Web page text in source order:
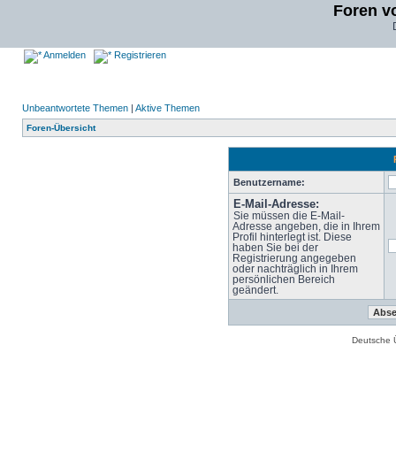
Foren
Anmelden Registrieren
Unbeantwortete Themen | Aktive Themen
Foren-Übersicht
Benutzername:
E-Mail-Adresse:
Sie müssen die E-Mail-
Adresse angeben, die in Ihrem
Profil hinterlegt ist. Diese
haben Sie bei der
Registrierung angegeben
oder nachträglich in Ihrem
persönlichen Bereich
geändert.
Deutsche